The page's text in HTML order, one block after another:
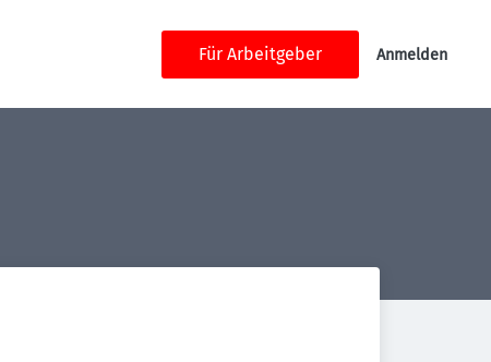
Für Arbeitgeber Anmelden